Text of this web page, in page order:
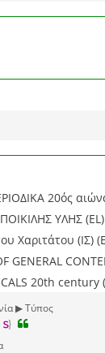
20ός
ΥΛΗΣ (EL)
Χαριτάτου (ΙΣ)
GENERAL
20th century
▶ Τύπος